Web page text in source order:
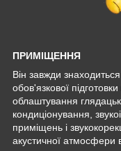
ПРИМІЩЕННЯ
Він завжди
обов'язкової
облаштування
кондиціонування,
приміщень і
акустичної атмосфери